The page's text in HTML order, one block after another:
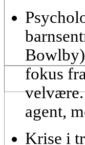
fokus
agent,
Krise i